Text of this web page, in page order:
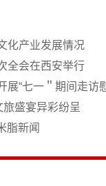
化产业发展情况
全会在西安举行
展“七一＂期间走访
旅盛宴异彩纷呈
脂新闻